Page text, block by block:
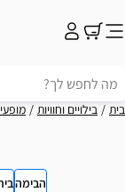
בית בילויים וחוויות
הבימה